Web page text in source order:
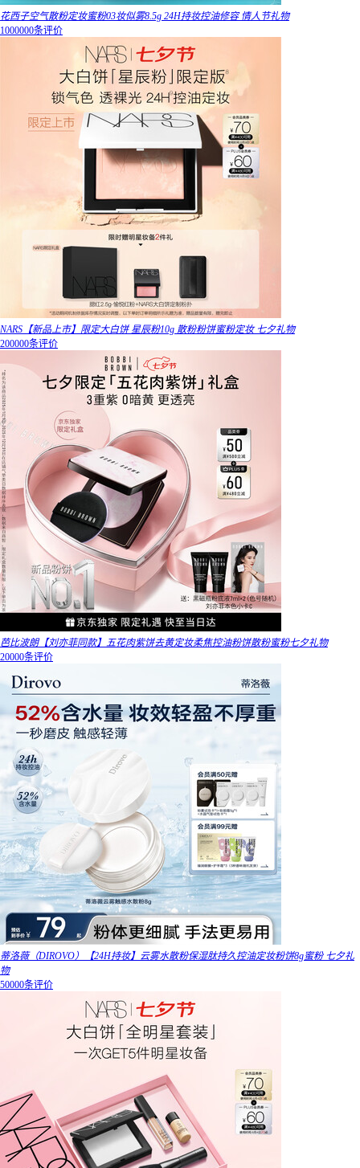
花西子空气散粉定妆蜜粉03妆似雾8.5g 24H持妆控油修容 情人节礼物
1000000条评价
NARS【新品上市】限定大白饼 星辰粉10g 散粉粉饼蜜粉定妆 七夕礼物
200000条评价
芭比波朗【刘亦菲同款】五花肉紫饼去黄定妆柔焦控油粉饼散粉蜜粉七夕礼物
20000条评价
蒂洛薇（DIROVO）【24H持妆】云雾水散粉保湿肽持久控油定妆粉饼8g蜜粉 七夕礼
物
50000条评价